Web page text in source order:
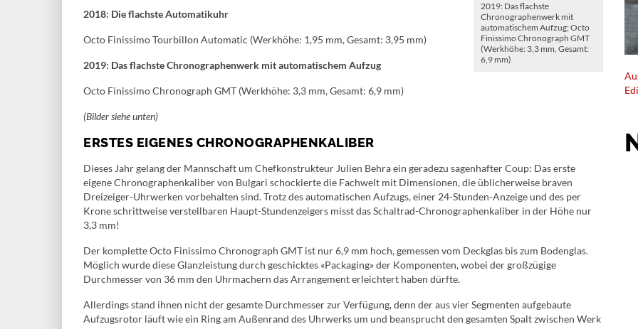
2019: Das flachste
Chronographenwerk mit
automatischem Aufzug; Octo
Finissimo Chronograph GMT
(Werkhöhe: 3,3 mm, Gesamt:
6,9 mm)
2018: Die flachste Automatikuhr
Octo Finissimo Tourbillon Automatic (Werkhöhe: 1,95 mm, Gesamt: 3,95 mm)
2019: Das flachste Chronographenwerk mit automatischem Aufzug
Octo Finissimo Chronograph GMT (Werkhöhe: 3,3 mm, Gesamt: 6,9 mm)
(Bilder siehe unten)
ERSTES EIGENES CHRONOGRAPHENKALIBER
Dieses Jahr gelang der Mannschaft um Chefkonstrukteur Julien Behra ein geradezu sagenhafter Coup: Das erste
eigene Chronographenkaliber von Bulgari schockierte die Fachwelt mit Dimensionen, die üblicherweise braven
Dreizeiger-Uhrwerken vorbehalten sind. Trotz des automatischen Aufzugs, einer 24-Stunden-Anzeige und des per
Krone schrittweise verstellbaren Haupt-Stundenzeigers misst das Schaltrad-Chronographenkaliber in der Höhe nur
3,3 mm!
Der komplette Octo Finissimo Chronograph GMT ist nur 6,9 mm hoch, gemessen vom Deckglas bis zum Bodenglas.
Möglich wurde diese Glanzleistung durch geschicktes «Packaging» der Komponenten, wobei der großzügige
Durchmesser von 36 mm den Uhrmachern das Arrangement erleichtert haben dürfte.
Allerdings stand ihnen nicht der gesamte Durchmesser zur Verfügung, denn der aus vier Segmenten aufgebaute
Aufzugsrotor läuft wie ein Ring am Außenrand des Uhrwerks um und beansprucht den gesamten Spalt zwischen Werk